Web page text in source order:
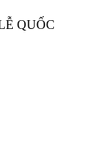
QUỐC